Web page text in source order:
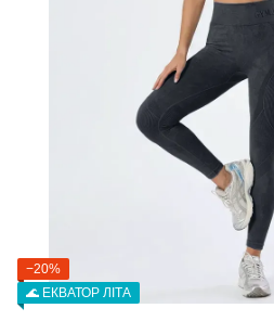
−20%
🌊 ЕКВАТОР ЛІТА